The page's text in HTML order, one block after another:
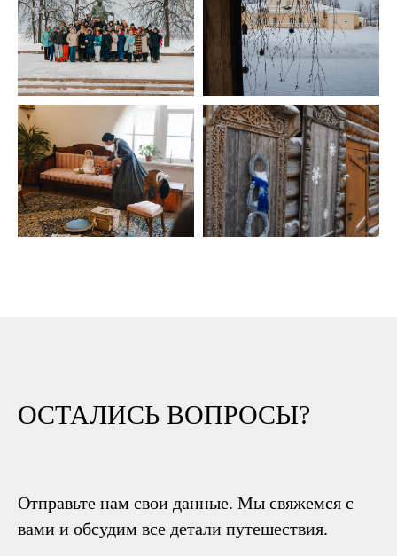
ОСТАЛИСЬ ВОПРОСЫ?
Отправьте нам свои данные. Мы свяжемся с
вами и обсудим все детали путешествия.